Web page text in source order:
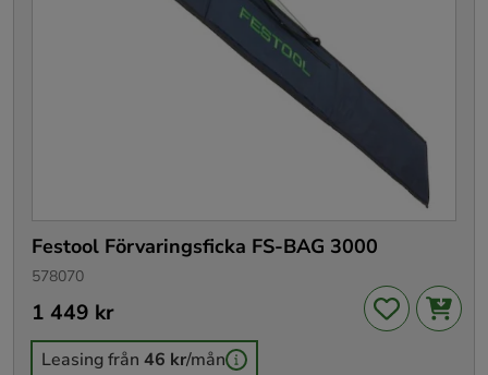
Festool Förvaringsficka FS-BAG 3000
578070
Pris:1 449 kr
1 449 kr
Leasing från 46 kr/mån